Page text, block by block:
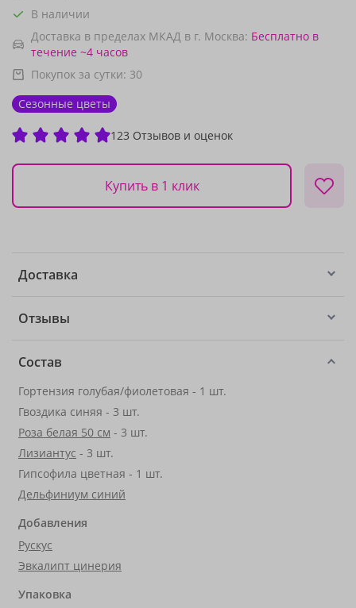
В наличии
Доставка в пределах МКАД в г. Москва: Бесплатно в
течение ~4 часов
Покупок за сутки: 30
Сезонные цветы
123 Отзывов и оценок
Купить в 1 клик
Доставка
Отзывы
Состав
Гортензия голубая/фиолетовая - 1 шт.
Гвоздика синяя - 3 шт.
Роза белая 50 см - 3 шт.
Лизиантус - 3 шт.
Гипсофила цветная - 1 шт.
Дельфиниум синий
Добавления
Рускус
Эвкалипт цинерия
Упаковка